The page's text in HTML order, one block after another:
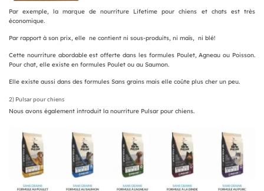
Par exemple, la marque de nourriture Lifetime pour chiens et chats est très
économique.
Par rapport à son prix, elle ne contient ni sous-produits, ni maïs, ni blé!
Cette nourriture abordable est offerte dans les formules Poulet, Agneau ou Poisson.
Pour chat, elle existe en formules Poulet ou au Saumon.
Elle existe aussi dans des formules Sans grains mais elle coûte plus cher un peu.
2) Pulsar pour chiens
Nous avons également introduit la nourriture Pulsar pour chiens.